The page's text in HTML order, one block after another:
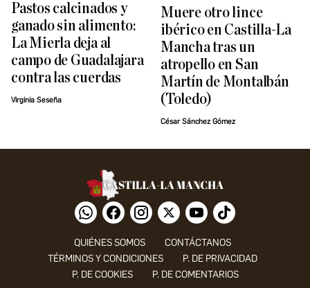
Pastos calcinados y
ganado sin alimento:
La Mierla deja al
campo de Guadalajara
contra las cuerdas
Virginia Seseña
Muere otro lince
ibérico en Castilla-La
Mancha tras un
atropello en San
Martín de Montalbán
(Toledo)
César Sánchez Gómez
QUIÉNES SOMOS
CONTÁCTANOS
TÉRMINOS Y CONDICIONES
P. DE PRIVACIDAD
P. DE COOKIES
P. DE COMENTARIOS